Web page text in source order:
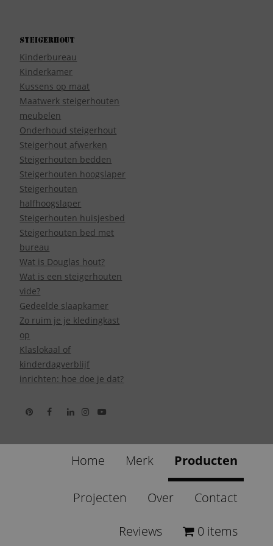
Steigerhout
Kinderbureau
Kinderkamer
Kussens op maat
Maatwerk steigerhouten
meubelen
Onderhoud steigerhout
Steigerhout afwerken
Steigerhouten bedden
Steigerhouten hoogslaper
Steigerhouten
halfhoogslaper
Steigerhouten huisjesbed
Steigerhouten bed met
bureau
Wat is Douglas hout?
Wat is een steigerhouten
vide?
Gedeelde slaapkamer
Zo ruim je je kledingkast
op
Klaslokaal of
kinderdagverblijf
inrichten: hoe doe je dat?
Home Merk Producten
Projecten Over Contact
Reviews 0 items